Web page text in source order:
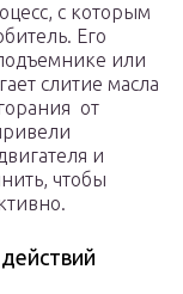
с которым
Его
или
слитие масла
от
и
чтобы